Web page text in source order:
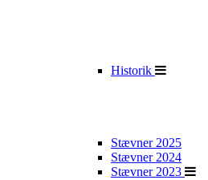
Historik
Stævner 2025
Stævner 2024
Stævner 2023